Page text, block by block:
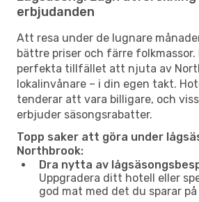
erbjudanden
Att resa under de lugnare
bättre priser och färre folkmassor.
perfekta tillfället att njuta av
lokalinvånare – i din egen takt.
tenderar att vara billigare, och
erbjuder säsongsrabatter.
Topp saker att göra under
Northbrook:
Dra nytta av
Uppgradera ditt hotell eller
god mat med det du sparar